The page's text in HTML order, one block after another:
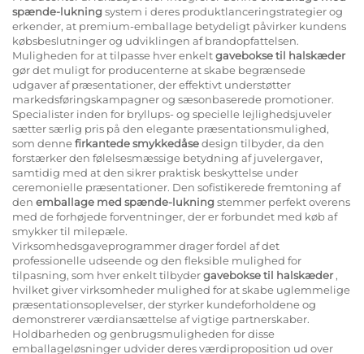
spænde-lukningsystem i deres produktlanceringstrategier og
erkender, at premium-emballage betydeligt påvirker kundens
købsbeslutninger og udviklingen af brandopfattelsen.
Muligheden for at tilpasse hver enkeltgavebokse til halskæder
gør det muligt for producenterne at skabe begrænsede
udgaver af præsentationer, der effektivt understøtter
markedsføringskampagner og sæsonbaserede promotioner.
Specialister inden for bryllups- og specielle lejlighedsjuveler
sætter særlig pris på den elegante præsentationsmulighed,
som dennefirkantede smykkedåsedesign tilbyder, da den
forstærker den følelsesmæssige betydning af juvelergaver,
samtidig med at den sikrer praktisk beskyttelse under
ceremonielle præsentationer. Den sofistikerede fremtoning af
den emballage med spænde-lukningstemmer perfekt overens
med de forhøjede forventninger, der er forbundet med køb af
smykker til milepæle.
Virksomhedsgaveprogrammer drager fordel af det
professionelle udseende og den fleksible mulighed for
tilpasning, som hver enkelt tilbydergavebokse til halskæder,
hvilket giver virksomheder mulighed for at skabe uglemmelige
præsentationsoplevelser, der styrker kundeforholdene og
demonstrerer værdiansættelse af vigtige partnerskaber.
Holdbarheden og genbrugsmuligheden for disse
emballageløsninger udvider deres værdiproposition ud over